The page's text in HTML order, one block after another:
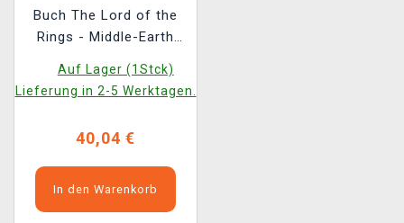
Buch The Lord of the
Rings - Middle-Earth
Rules Manual ENG
(2024)
Auf Lager (1Stck)
Lieferung in 2-5 Werktagen.
40,04 €
In den Warenkorb